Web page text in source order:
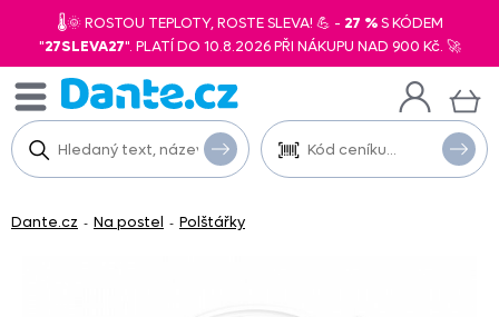
🌡️🌞 ROSTOU TEPLOTY, ROSTE SLEVA! 💪 - 27 %S KÓDEM
"27SLEVA27". PLATÍ DO 10.8.2026 PŘI NÁKUPU NAD 900 Kč. 🚀
Dante.cz - Na postel - Polštářky